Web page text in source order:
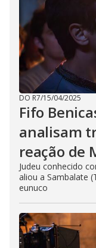
DO R7/15/04/2025
Fifo
analisam
reação de
Judeu conhecido
aliou a Sambalate
eunuco